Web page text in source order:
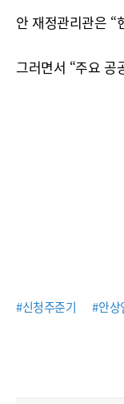
안 재정관리관은 “
그러면서 “주요 공
#신청주준기 #안상